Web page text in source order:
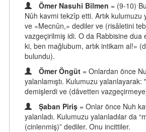
Ömer Nasuhi Bilmen = (9-10)
Nûh kavmi tekzîp etti. Artık kulumuzu
ve «Mecnûn,» dediler ve (risâletini
vazgeçirilmiş idi. O da Rabbisine dua
ki, ben mağlubum, artık intikam al!»
bulundu).
Ömer Öngüt = Onlardan önce
yalanlamıştı. Kulumuzu yalanlayarak:
demişlerdi ve (dâvetten
Şaban Piriş = Onlar önce Nuh
yalanladı. Kulumuzu yalanladılar da
(cinlenmiş)” dediler. Onu incittiler.